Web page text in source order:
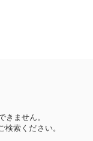
きません。
索ください。